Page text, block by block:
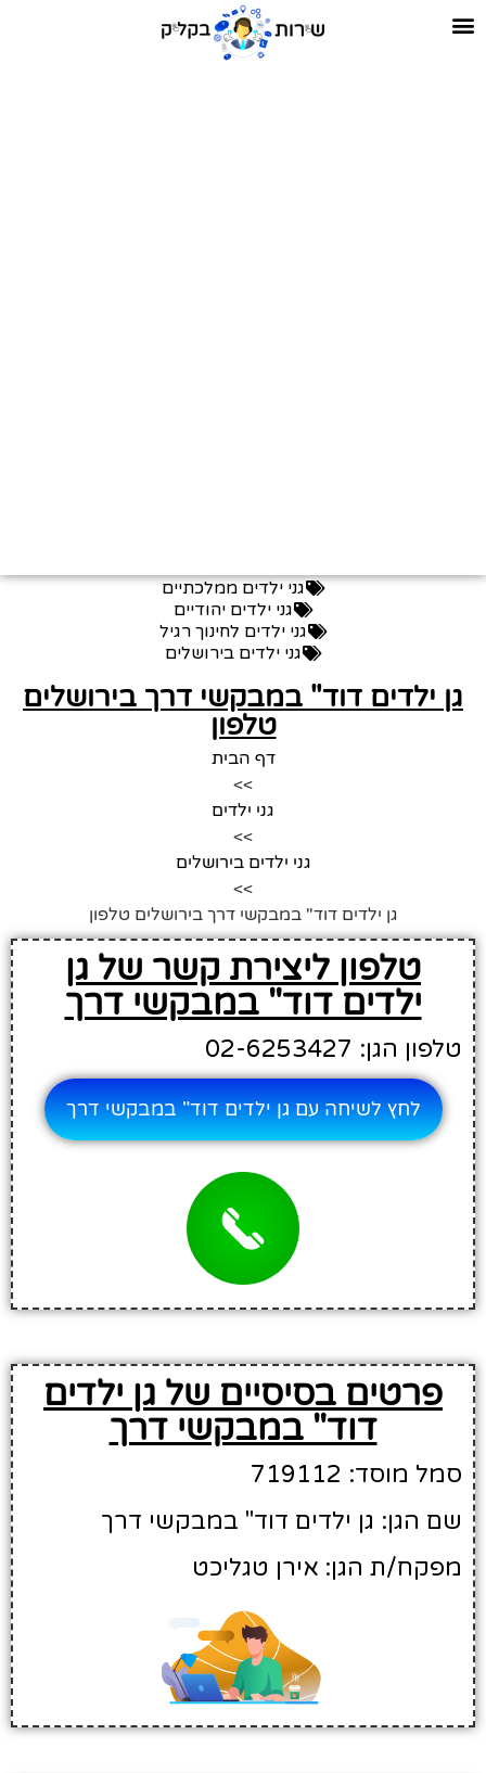
גני ילדים ממלכתיים
גני ילדים יהודיים
גני ילדים לחינוך רגיל
גני ילדים בירושלים
גן ילדים דוד" במבקשי דרך בירושלים
טלפון
דף הבית
>>
גני ילדים
>>
גני ילדים בירושלים
>>
גן ילדים דוד" במבקשי דרך בירושלים טלפון
טלפון ליצירת קשר של גן
ילדים דוד" במבקשי דרך
טלפון הגן: 02-6253427
לחץ לשיחה עם גן ילדים דוד" במבקשי דרך
פרטים בסיסיים של גן ילדים
דוד" במבקשי דרך
סמל מוסד: 719112
שם הגן: גן ילדים דוד" במבקשי דרך
מפקח/ת הגן: אירן טגליכט